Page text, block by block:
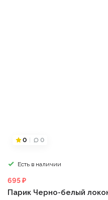
0 0
Есть в наличии
695 ₽
Парик Черно-белый